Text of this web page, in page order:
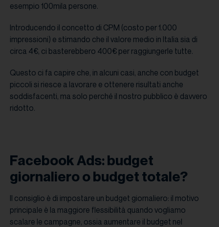
esempio 100mila persone.
Introducendo il concetto di CPM (costo per 1.000
impressioni) e stimando che il valore medio in Italia sia di
circa 4€, ci basterebbero 400€ per raggiungerle tutte.
Questo ci fa capire che, in alcuni casi, anche con budget
piccoli si riesce a lavorare e ottenere risultati anche
soddisfacenti, ma solo perché il nostro pubblico è davvero
ridotto.
Facebook Ads: budget
giornaliero o budget totale?
Il consiglio è di impostare un budget giornaliero: il motivo
principale è la maggiore flessibilità quando vogliamo
scalare le campagne, ossia aumentare il budget nel